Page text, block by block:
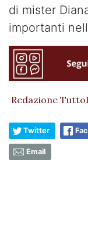
di mister
importanti
Redazione
Twitter
Email